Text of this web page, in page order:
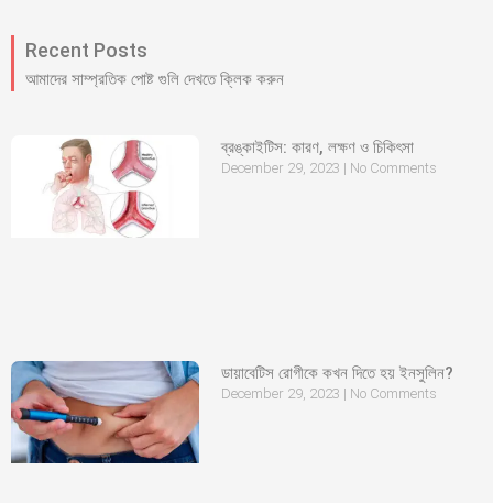
Recent Posts
আমাদের সাম্প্রতিক পোষ্ট গুলি দেখতে ক্লিক করুন
ব্রঙ্কাইটিস: কারণ, লক্ষণ ও চিকিৎসা
December 29, 2023 No Comments
ডায়াবেটিস রোগীকে কখন দিতে হয় ইনসুলিন?
December 29, 2023 No Comments